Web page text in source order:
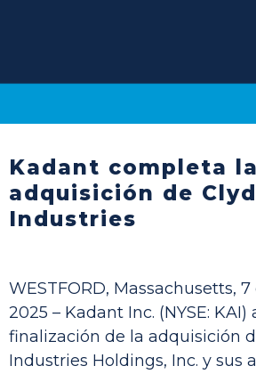
Kadant completa la
adquisición de
Industries
WESTFORD, Massachusetts,
2025 – Kadant Inc. (NYSE:
finalización de la adquisición
Industries Holdings, Inc. y sus